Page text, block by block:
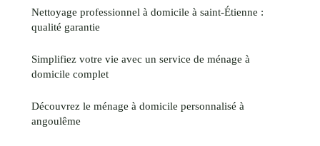
Nettoyage professionnel à domicile à saint-Étienne :
qualité garantie
Simplifiez votre vie avec un service de ménage à
domicile complet
Découvrez le ménage à domicile personnalisé à
angoulême